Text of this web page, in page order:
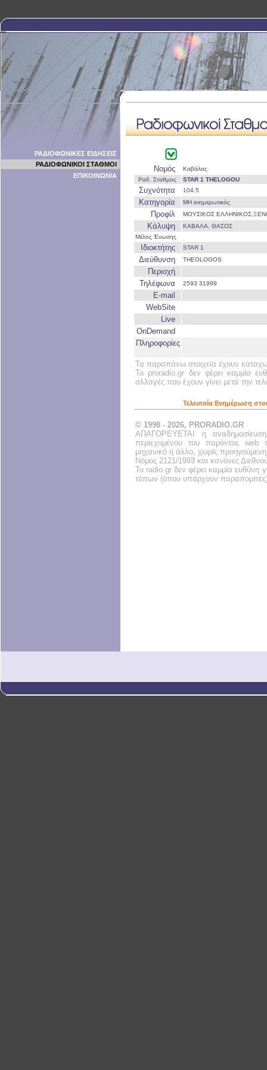
ΡΑΔΙΟΦΩΝΙΚΕΣ ΕΙΔΗΣΕΙΣ
ΡΑΔΙΟΦΩΝΙΚΟΙ ΣΤΑΘΜΟΙ
ΕΠΙΚΟΙΝΩΝΙΑ
Νομός
Καβάλας
Ραδ. Σταθμος
STAR 1 THELOGOU
Συχνότητα 104.5
Κατηγορία ΜΗ ενημερωτικός
Προφίλ ΜΟΥΣΙΚΟΣ
Κάλυψη
ΚΑΒΑΛΑ, ΘΑΣΟΣ
Μέλος Ένωσης
Ιδιοκτήτης STAR 1
Διεύθυνση THEOLOGOS
Περιοχή
Τηλέφωνα
2593 31999
E-mail
WebSite
Live
OnDemand
Πληροφορίες
Τα παραπάνω στοιχεία έχουν
Το proradio.gr δεν φέρει καμμία
αλλαγές που έχουν γίνει μετά την
Τελευταία Ενημέρωση
© 1998 - 2026, PRORADIO.GR
ΑΠΑΓΟΡΕΥΕΤΑΙ η
περιεχομένου του παρόντος web
μηχανικό ή άλλο, χωρίς
Νόμος 2121/1993 και κανόνες
Το radio.gr δεν φέρει καμμία ευθύνη
τόπων (όπου υπάρχουν